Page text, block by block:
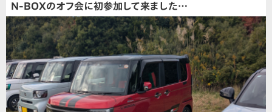
N-BOXのオフ会に初参加して来ました…